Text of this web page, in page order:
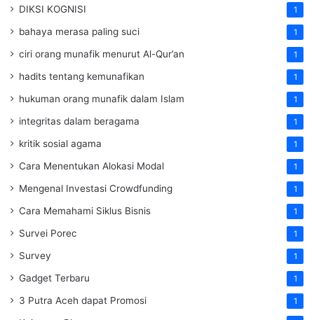
DIKSI KOGNISI 1
bahaya merasa paling suci 1
ciri orang munafik menurut Al-Qur’an 1
hadits tentang kemunafikan 1
hukuman orang munafik dalam Islam 1
integritas dalam beragama 1
kritik sosial agama 1
Cara Menentukan Alokasi Modal 1
Mengenal Investasi Crowdfunding 1
Cara Memahami Siklus Bisnis 1
Survei Porec 1
Survey 1
Gadget Terbaru 1
3 Putra Aceh dapat Promosi 1